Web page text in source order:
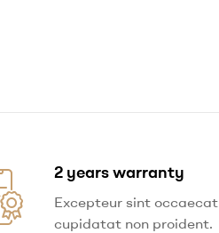
2 years warranty
Excepteur sint occaecat
cupidatat non proident.